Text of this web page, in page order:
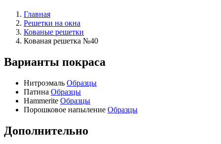
Главная
Решетки на окна
Кованые решетки
Кованая решетка №40
Варианты покраса
Нитроэмаль Образцы
Патина Образцы
Hammerite Образцы
Порошковое напыление Образцы
Дополнительно